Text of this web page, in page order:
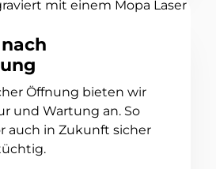
Öffnung bieten wir
und Wartung an. So
auch in Zukunft sicher